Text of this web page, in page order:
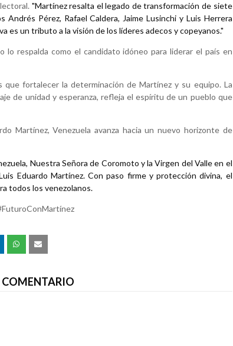
"Martínez resalta el legado de transformación de siete
Pérez, Rafael Caldera, Jaime Lusinchi y Luis Herrera
es un tributo a la visión de los líderes adecos y copeyanos."
respalda como el candidato idóneo para liderar el país en
fortalecer la determinación de Martínez y su equipo. La
de unidad y esperanza, refleja el espíritu de un pueblo que
Martínez, Venezuela avanza hacia un nuevo horizonte de
Nuestra Señora de Coromoto y la Virgen del Valle en el
Eduardo Martínez. Con paso firme y protección divina, el
todos los venezolanos.
COMENTARIO